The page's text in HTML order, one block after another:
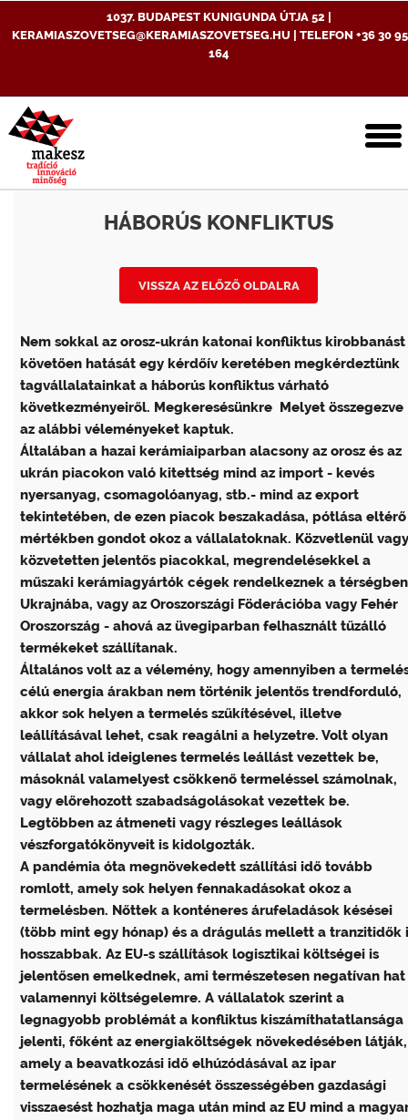
1037. BUDAPEST KUNIGUNDA ÚTJA 52 |
KERAMIASZOVETSEG@KERAMIASZOVETSEG.HU | TELEFON +36 30
164
HÁBORÚS KONFLIKTUS
VISSZA AZ ELŐZŐ OLDALRA
Nem sokkal az orosz-ukrán katonai konfliktus kirobbanást
követően hatását egy kérdőív keretében megkérdeztünk
tagvállalatainkat a háborús konfliktus várható
következményeiről. Megkeresésünkre Melyet összegezve
az alábbi véleményeket kaptuk.
Általában a hazai kerámiaiparban alacsony az orosz és az
ukrán piacokon való kitettség mind az import - kevés
nyersanyag, csomagolóanyag, stb.- mind az export
tekintetében, de ezen piacok beszakadása, pótlása eltérő
mértékben gondot okoz a vállalatoknak. Közvetlenül vagy
közvetetten jelentős piacokkal, megrendelésekkel a
műszaki kerámiagyártók cégek rendelkeznek a
Ukrajnába, vagy az Oroszországi Föderációba vagy Fehér
Oroszország - ahová az üvegiparban felhasznált tűzálló
termékeket szállítanak.
Általános volt az a vélemény, hogy amennyiben a
célú energia árakban nem történik jelentős trendforduló,
akkor sok helyen a termelés szűkítésével, illetve
leállításával lehet, csak reagálni a helyzetre. Volt olyan
vállalat ahol ideiglenes termelés leállást vezettek be,
másoknál valamelyest csökkenő termeléssel számolnak,
vagy előrehozott szabadságolásokat vezettek be.
Legtöbben az átmeneti vagy részleges leállások
vészforgatókönyveit is kidolgozták.
A pandémia óta megnövekedett szállítási idő tovább
romlott, amely sok helyen fennakadásokat okoz a
termelésben. Nőttek a konténeres árufeladások késései
(több mint egy hónap) és a drágulás mellett a tranzitidők
hosszabbak. Az EU-s szállítások logisztikai költségei is
jelentősen emelkednek, ami természetesen negatívan hat
valamennyi költségelemre. A vállalatok szerint a
legnagyobb problémát a konfliktus kiszámíthatatlansága
jelenti, főként az energiaköltségek növekedésében látják,
amely a beavatkozási idő elhúzódásával az ipar
termelésének a csökkenését összességében gazdasági
visszaesést hozhatja maga után mind az EU mind a